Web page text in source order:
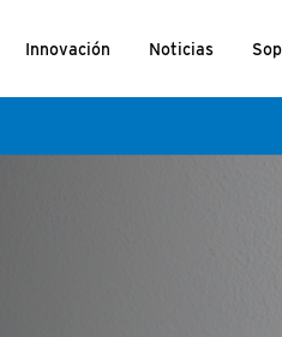
Innovación Noticias